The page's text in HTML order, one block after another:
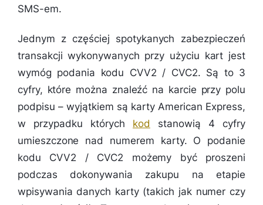
SMS-em.
Jednym z częściej spotykanych zabezpieczeń
transakcji wykonywanych przy użyciu kart jest
wymóg podania kodu CVV2 / CVC2. Są to 3
cyfry, które można znaleźć na karcie przy polu
podpisu – wyjątkiem są karty American Express,
w przypadku których kod stanowią 4 cyfry
umieszczone nad numerem karty. O podanie
kodu CVV2 / CVC2 możemy być proszeni
podczas dokonywania zakupu na etapie
wpisywania danych karty (takich jak numer czy